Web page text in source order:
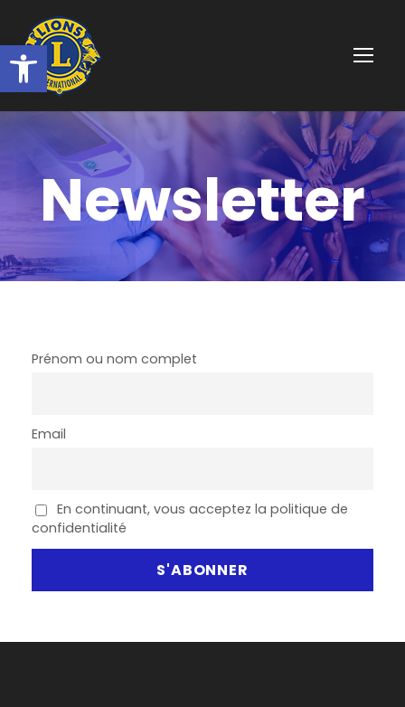
Newsletter
Prénom ou nom complet
Email
En continuant, vous acceptez la politique de
confidentialité
Ouvrir la barre d’outils